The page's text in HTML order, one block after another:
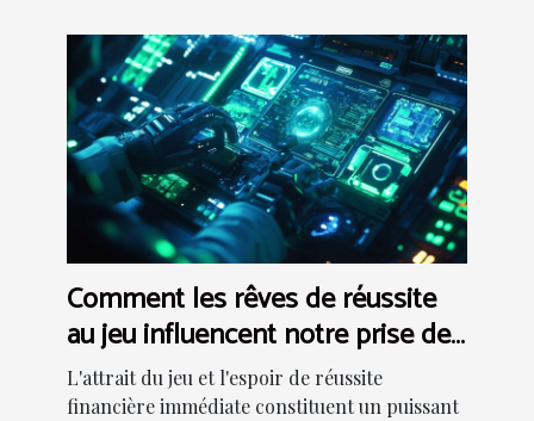
Comment les rêves de réussite
au jeu influencent notre prise de
décision
L'attrait du jeu et l'espoir de réussite
financière immédiate constituent un puissant